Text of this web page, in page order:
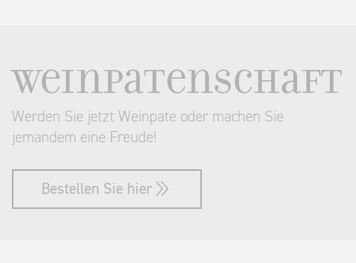
Weinpatenschaft
Werden Sie jetzt Weinpate oder machen Sie
jemandem eine Freude!
Bestellen Sie hier